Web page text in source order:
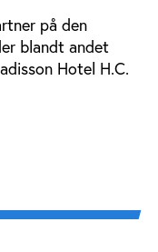
på den
blandt andet
Hotel H.C.